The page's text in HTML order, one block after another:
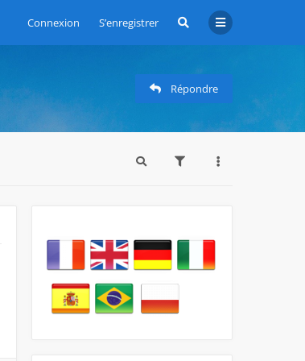
Connexion S’enregistrer
Répondre